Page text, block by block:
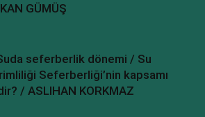
GÜMÜŞ
seferberlik dönemi / Su
Seferberliği’nin kapsamı
/ ASLIHAN KORKMAZ